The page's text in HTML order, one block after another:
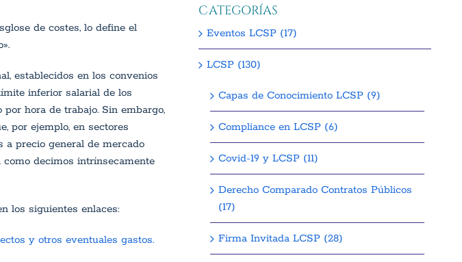
de costes, lo define el
establecidos en los convenios
inferior salarial de los
hora de trabajo. Sin embargo,
por ejemplo, en sectores
a precio general de mercado
decimos intrínsecamente
los siguientes enlaces:
y otros eventuales gastos.
CATEGORÍAS
Eventos LCSP (17)
LCSP (130)
Capas de Conocimiento LCSP (9)
Compliance en LCSP (6)
Covid-19 y LCSP (11)
Derecho Comparado Contratos Públicos
(17)
Firma Invitada LCSP (28)